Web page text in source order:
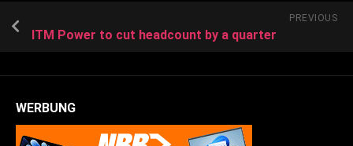
PREVIOUS
ITM Power to cut headcount by a quarter
WERBUNG